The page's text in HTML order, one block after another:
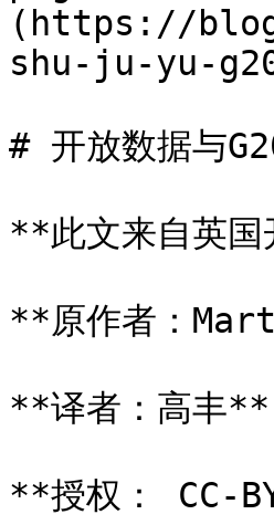
(https://
shu-ju-yu-
# 开放数据与
**此文来自英
**原作者：
**译者：高丰**
**授权： CC-